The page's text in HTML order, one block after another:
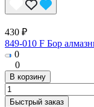
430 ₽
849-010 F Бор
0
0
В корзину
Быстрый заказ